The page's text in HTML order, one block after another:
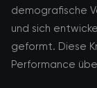
demografische
und sich
geformt. Diese
Performance